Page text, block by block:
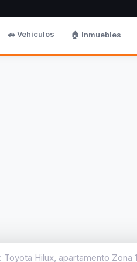
🚗 Vehículos 🏠 Inmuebles